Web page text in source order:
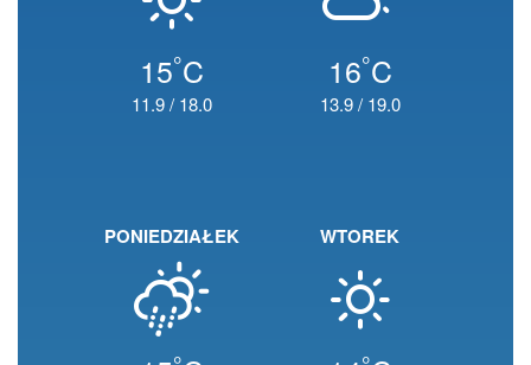
15°C
11.9/ 18.0
16°C
13.9/ 19.0
PONIEDZIAŁEK WTOREK